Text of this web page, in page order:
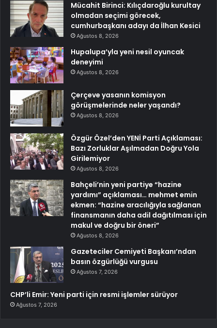
Mücahit Birinci: Kılıçdaroğlu kurultay
olmadan seçimi görecek,
cumhurbaşkanı adayı da İlhan Kesici
Ağustos 8, 2026
Hupalupa’yla yeni nesil oyuncak
deneyimi
Ağustos 8, 2026
Çerçeve yasanın komisyon
görüşmelerinde neler yaşandı?
Ağustos 8, 2026
Özgür Özel’den YENİ Parti Açıklaması:
Bazı Zorluklar Aşılmadan Doğru Yola
Girilemiyor
Ağustos 8, 2026
Bahçeli’nin yeni partiye “hazine
yardımı” açıklaması… mehmet emin
ekmen: “hazine aracılığıyla sağlanan
finansmanın daha adil dağıtılması için
makul ve doğru bir öneri”
Ağustos 8, 2026
Gazeteciler Cemiyeti Başkanı’ndan
basın özgürlüğü vurgusu
Ağustos 7, 2026
CHP’li Emir: Yeni parti için resmi işlemler sürüyor
Ağustos 7, 2026